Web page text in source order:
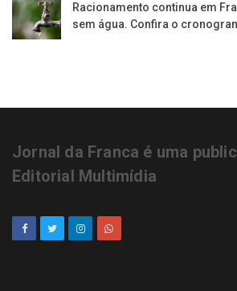
Racionamento continua em
sem água. Confira o
Jornal da Franca é uma
Editorial Multimídia